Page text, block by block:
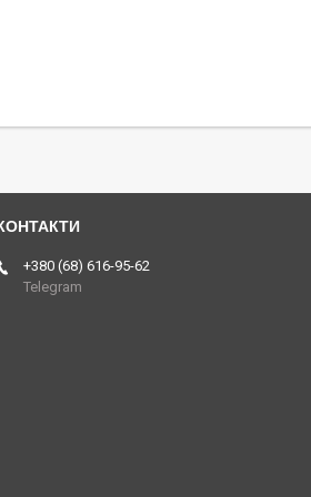
+380 (68) 616-95-62
Telegram